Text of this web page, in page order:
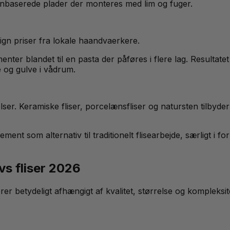
plader der monteres med lim og fuger.
priser fra lokale haandvaerkere.
blandet til en pasta der påføres i flere lag.
gulve i vådrum.
Keramiske fliser, porcelænsfliser og natursten
som alternativ til traditionelt flisearbejde, særligt i
fliser 2026
betydeligt afhængigt af kvalitet, størrelse og